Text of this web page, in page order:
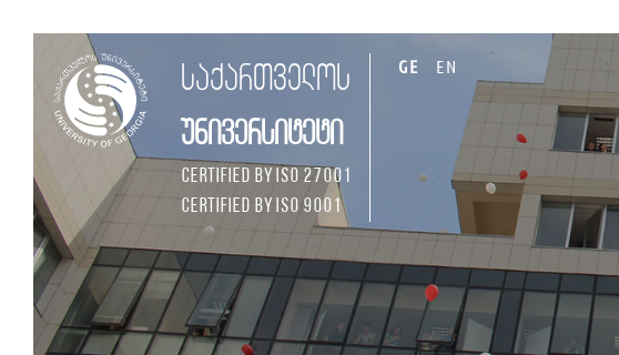
საქართველოს
უნივერსიტეტი
Certified by ISO 27001
Certified by ISO 9001
GE EN